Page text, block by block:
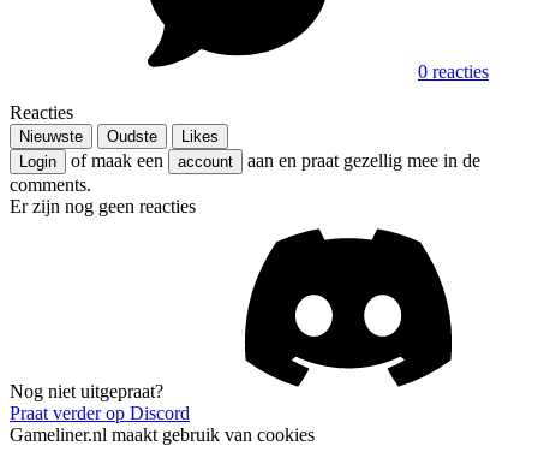
0 reacties
Reacties
Nieuwste Oudste
Likes
Login
of maak een account
aan en praat gezellig mee in de
comments.
Er zijn nog geen reacties
Nog niet uitgepraat?
Praat verder op Discord
Gameliner.nl maakt gebruik van cookies